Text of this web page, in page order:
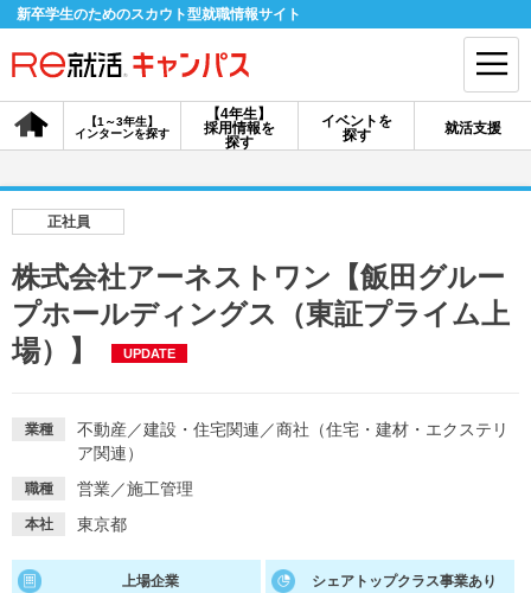
新卒学生のためのスカウト型就職情報サイト
【4年生】
採用情報を
探す
【1～3年生】
インターンを探す
イベントを
探す
就活支援
会員登録 ログイン
【4年生】
採用情報を探す
イベントを探す スカウト お知らせ
就活ノウハウ・サポート
就活支援 就活コラム
正社員
株式会社アーネストワン【飯田グルー
プホールディングス（東証プライム上
場）】
UPDATE
業種 不動産／建設・住宅関連 ／商社（住宅・建材・エクステリ
ア関連）
職種 営業／施工管理
本社 東京都
上場企業 シェアトップクラス事業あり